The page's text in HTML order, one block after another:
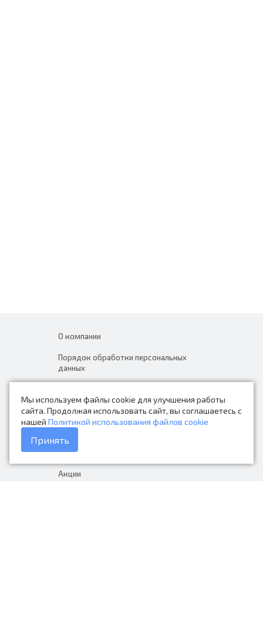
Мы используем файлы cookie для улучшения работы
сайта. Продолжая использовать сайт, вы соглашаетесь с
нашей Политикой использования файлов cookie
Принять
О компании
Порядок обработки персональных
данных
Контакты
Каталог товаров
Доставка и оплата
Акции